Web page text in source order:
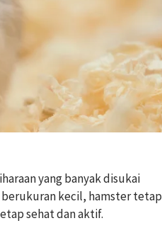
yang banyak disukai
kecil, hamster tetap
sehat dan aktif.